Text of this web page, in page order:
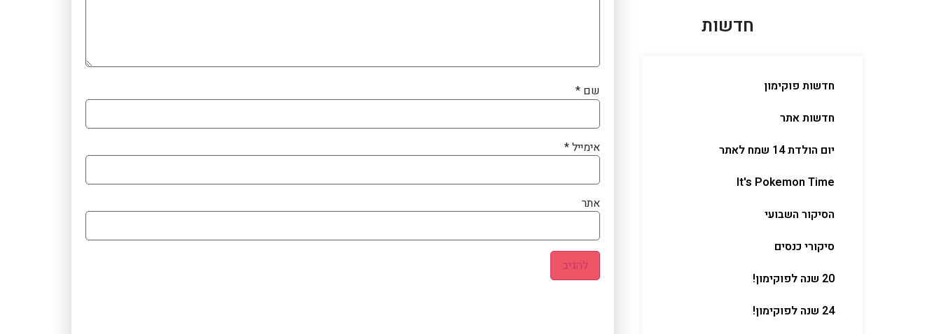
חדשות
חדשות פוקימון
חדשות אתר
יום הולדת 14 שמח לאתר
It's Pokemon Time
הסיקור השבועי
סיקורי כנסים
20 שנה לפוקימון!
24 שנה לפוקימון!
שם *
אימייל*
אתר